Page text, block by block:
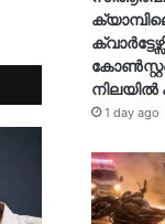
നിലയിൽ
1 day ago